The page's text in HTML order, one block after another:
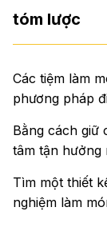
tóm lược
Các tiệm làm
phương pháp
Bằng cách giữ
tâm tận hưởng
Tìm một thiết
nghiệm làm